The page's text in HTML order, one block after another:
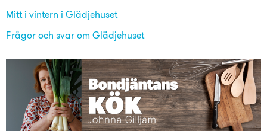
Mitt i vintern i Glädjehuset
Frågor och svar om Glädjehuset